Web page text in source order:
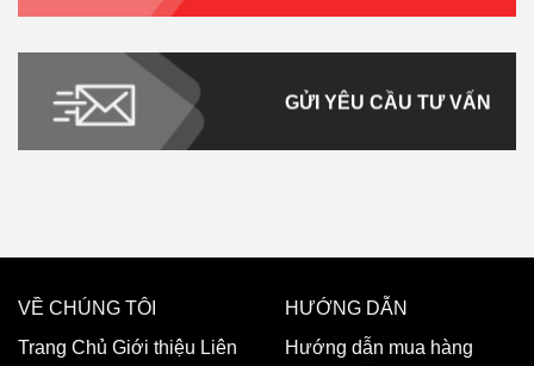
GỬI YÊU CẦU TƯ VẤN
VỀ CHÚNG TÔI
Trang Chủ Giới thiệu Liên
HƯỚNG DẪN
Hướng dẫn mua hàng